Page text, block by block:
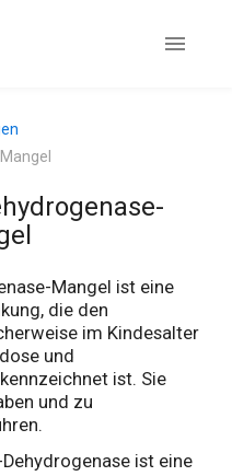
Mangel ist eine
die den
im Kindesalter
und
ist. Sie
und zu
ist eine